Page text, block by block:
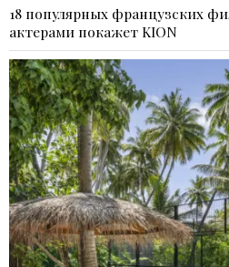
18 популярных французских
актерами покажет KION